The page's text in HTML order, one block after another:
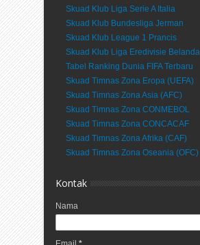
Skuad Klub Liga Serie A Italia
Skuad Klub Bundesliga Jerman
Skuad Klub League 1 Prancis
Skuad Klub Liga Eredivisie Belanda
Tabel Ranking Dunia FIFA Terbaru
Skuad Timnas Zona Eropa (UEFA)
Skuad Timnas Zona Asia (AFC)
Skuad Timnas Zona CONMEBOL
Skuad Timnas Zona CONCACAF
Skuad Timnas Zona Afrika (CAF)
Skuad Timnas Zona Oseania (OFC)
Kontak
Nama